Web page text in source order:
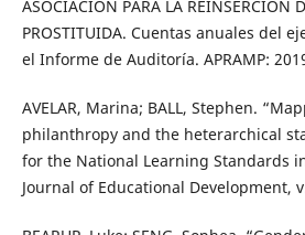
ASOCIACIÓN PARA LA REINSERCIÓN
PROSTITUIDA. Cuentas anuales del
el Informe de Auditoría. APRAMP:
AVELAR, Marina; BALL, Stephen.
philanthropy and the heterarchical
for the National Learning Standards
Journal of Educational Development,